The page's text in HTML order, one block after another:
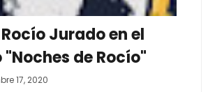
Jurado en el
de Rocío"
17, 2020